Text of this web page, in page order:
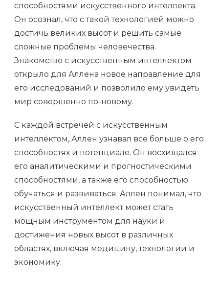
способностями искусственного интеллекта.
Он осознал, что с такой технологией можно
достичь великих высот и решить самые
сложные проблемы человечества.
Знакомство с искусственным интеллектом
открыло для Аллена новое направление для
его исследований и позволило ему увидеть
мир совершенно по-новому.
С каждой встречей с искусственным
интеллектом, Аллен узнавал все больше о его
способностях и потенциале. Он восхищался
его аналитическими и прогностическими
способностями, а также его способностью
обучаться и развиваться. Аллен понимал, что
искусственный интеллект может стать
мощным инструментом для науки и
достижения новых высот в различных
областях, включая медицину, технологии и
экономику.